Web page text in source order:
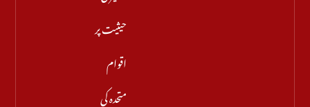
حیثیت پر
اقوام
متحدہ کی